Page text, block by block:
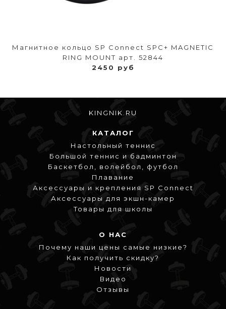
Магнитное кольцо SP Connect SPC+ MAGNETIC
RING MOUNT арт. 52844
2450 руб
KINGNIK.RU
КАТАЛОГ
Настольный теннис
Большой теннис и бадминтон
Баскетбол, волейбол, футбол
Плавание
Аксессуары и крепления SP Connect
Аксессуары для экшн-камер
Товары для школы
О НАС
Почему наши цены самые низкие?
Как получить скидку?
Новости
Видео
Отзывы